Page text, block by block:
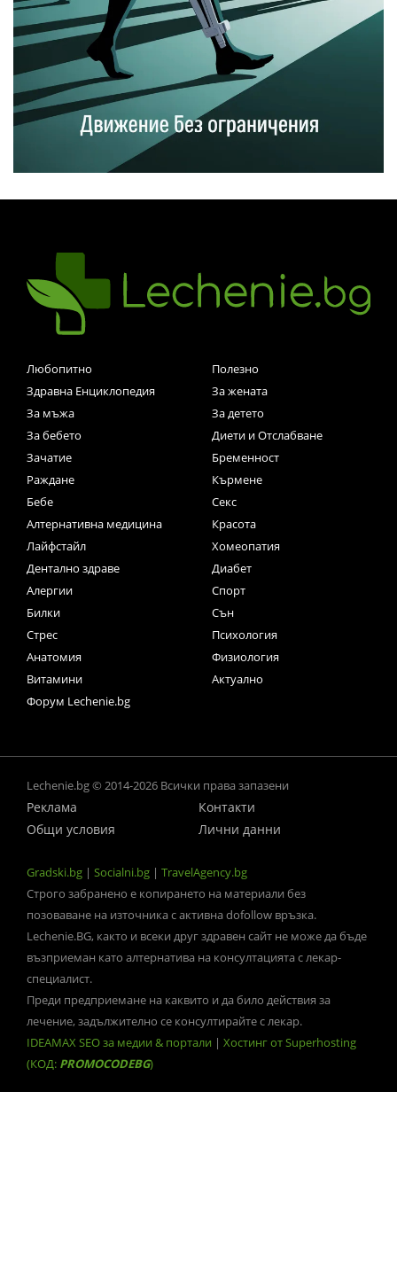
Любопитно
Полезно
Здравна Енциклопедия
За жената
За мъжа
За детето
За бебето
Диети и Отслабване
Зачатие
Бременност
Раждане
Кърмене
Бебе
Секс
Алтернативна медицина
Красота
Лайфстайл
Хомеопатия
Дентално здраве
Диабет
Алергии
Спорт
Билки
Сън
Стрес
Психология
Анатомия
Физиология
Витамини
Актуално
Форум Lechenie.bg
Lechenie.bg © 2014-2026 Всички права запазени
Реклама
Контакти
Общи условия
Лични данни
Gradski.bg | Socialni.bg | TravelAgency.bg
Строго забранено е копирането на материали без
позоваване на източника с активна dofollow връзка.
Lechenie.BG, както и всеки друг здравен сайт не може да бъде
възприеман като алтернатива на консултацията с лекар-
специалист.
Преди предприемане на каквито и да било действия за
лечение, задължително се консултирайте с лекар.
IDEAMAX SEO за медии & портали | Хостинг от Superhosting
(КОД: PROMOCODEBG)